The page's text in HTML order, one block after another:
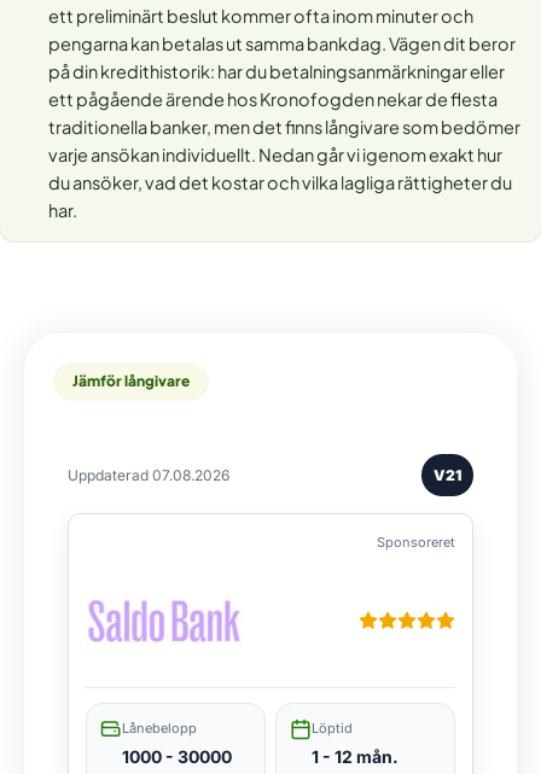
ett preliminärt beslut kommer ofta inom minuter och
pengarna kan betalas ut samma bankdag. Vägen dit beror
på din kredithistorik: har du betalningsanmärkningar eller
ett pågående ärende hos Kronofogden nekar de flesta
traditionella banker, men det finns långivare som bedömer
varje ansökan individuellt. Nedan går vi igenom exakt hur
du ansöker, vad det kostar och vilka lagliga rättigheter du
har.
Jämför långivare
Uppdaterad 07.08.2026 V21
Sponsoreret
Lånebelopp
1000 - 30000
Löptid
1 - 12 mån.